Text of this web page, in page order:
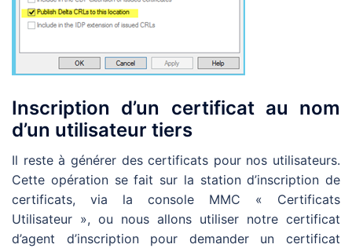
Inscription d’un certificat au nom
d’un utilisateur tiers
Il reste à générer des certificats pour nos utilisateurs.
Cette opération se fait sur la station d’inscription de
certificats, via la console MMC « Certificats
Utilisateur », ou nous allons utiliser notre certificat
d’agent d’inscription pour demander un certificat